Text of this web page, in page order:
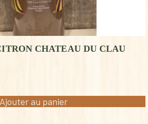
CHATEAU DU CLAU
Ajouter au panier